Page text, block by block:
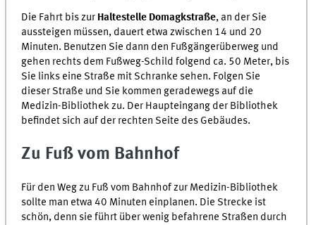
Die Fahrt bis zur Haltestelle Domagkstraße, an der Sie
aussteigen müssen, dauert etwa zwischen 14 und 20
Minuten. Benutzen Sie dann den Fußgängerüberweg und
gehen rechts dem Fußweg-Schild folgend ca. 50 Meter, bis
Sie links eine Straße mit Schranke sehen. Folgen Sie
dieser Straße und Sie kommen geradewegs auf die
Medizin-Bibliothek zu. Der Haupteingang der Bibliothek
befindet sich auf der rechten Seite des Gebäudes.
Zu Fuß vom Bahnhof
Für den Weg zu Fuß vom Bahnhof zur Medizin-Bibliothek
sollte man etwa 40 Minuten einplanen. Die Strecke ist
schön, denn sie führt über wenig befahrene Straßen durch